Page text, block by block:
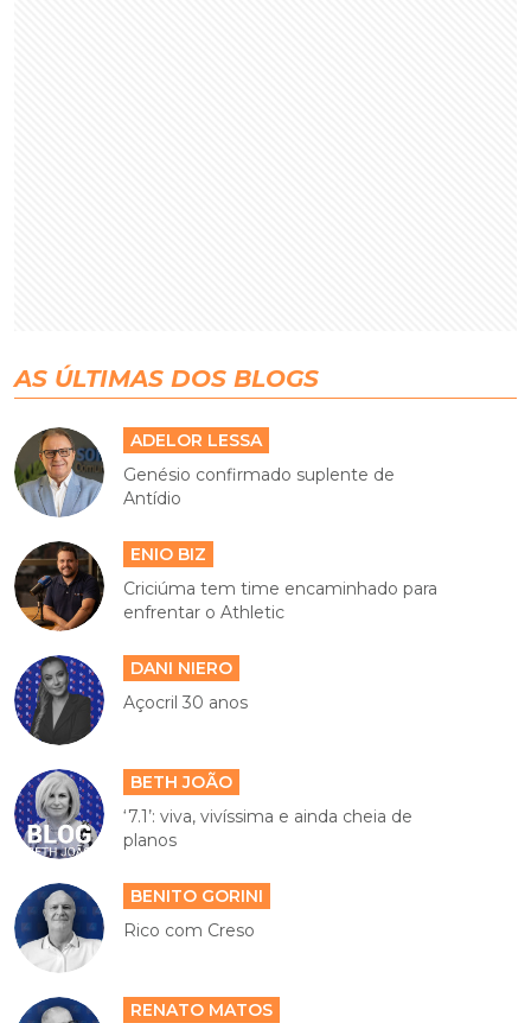
AS ÚLTIMAS DOS BLOGS
ADELOR LESSA
Genésio confirmado suplente de
Antídio
ENIO BIZ
Criciúma tem time encaminhado para
enfrentar o Athletic
DANI NIERO
Açocril 30 anos
BETH JOÃO
‘7.1’: viva, vivíssima e ainda cheia de
planos
BENITO GORINI
Rico com Creso
RENATO MATOS